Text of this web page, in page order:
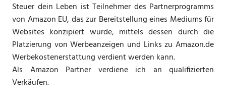
Steuer dein Leben ist Teilnehmer des Partnerprogramms
von Amazon EU, das zur Bereitstellung eines Mediums für
Websites konzipiert wurde, mittels dessen durch die
Platzierung von Werbeanzeigen und Links zu Amazon.de
Werbekostenerstattung verdient werden kann.
Als Amazon Partner verdiene ich an qualifizierten
Verkäufen.